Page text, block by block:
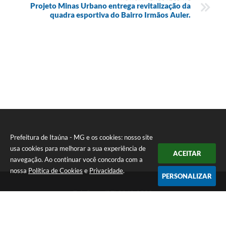
Prefeitura de Itaúna - MG e os cookies: nosso site
usa cookies para melhorar a sua experiência de
navegação. Ao continuar você concorda com a
nossa Política de Cookies e Privacidade.
ACEITAR
PERSONALIZAR
Projeto Minas Urbano entrega revitalização da
quadra esportiva do Bairro Irmãos Auler.
Telefone: (37) 3249-9500